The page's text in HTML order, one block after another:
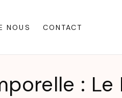
NOUS CONTACT
: